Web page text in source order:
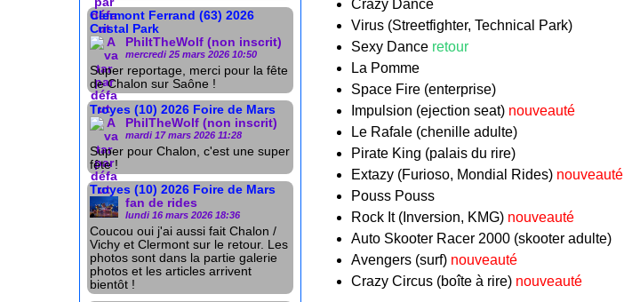
Clermont Ferrand (63) 2026
Cristal Park
PhiltTheWolf (non inscrit)
mercredi 25 mars 2026 10:50
Super reportage, merci pour la fête
de Chalon sur Saône !
Troyes (10) 2026 Foire de Mars
PhilTheWolf (non inscrit)
mardi 17 mars 2026 11:28
Super pour Chalon, c'est une super
fête !
Troyes (10) 2026 Foire de Mars
fan de rides
lundi 16 mars 2026 18:36
Coucou oui j'ai aussi fait Chalon /
Vichy et Clermont sur le retour. Les
photos sont dans la partie galerie
photos et les articles arrivent
bientôt !
Crazy Dance
Virus (Streetfighter, Technical Park)
Sexy Dance retour
La Pomme
Space Fire (enterprise)
Impulsion (ejection seat) nouveauté
Le Rafale (chenille adulte)
Pirate King (palais du rire)
Extazy (Furioso, Mondial Rides) nouveauté
Pouss Pouss
Rock It (Inversion, KMG) nouveauté
Auto Skooter Racer 2000 (skooter adulte)
Avengers (surf) nouveauté
Crazy Circus (boîte à rire) nouveauté